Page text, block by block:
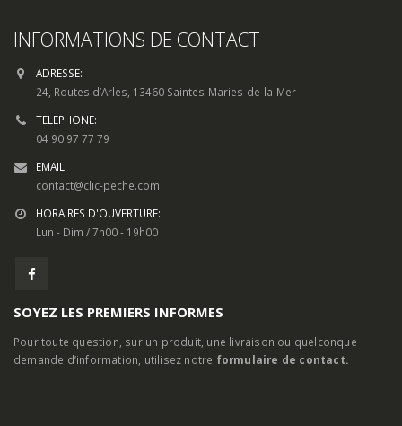
INFORMATIONS DE CONTACT
ADRESSE:
24, Routes d’Arles, 13460 Saintes-Maries-de-la-Mer
TELEPHONE:
04 90 97 77 79
EMAIL:
contact@clic-peche.com
HORAIRES D'OUVERTURE:
Lun - Dim / 7h00 - 19h00
SOYEZ LES PREMIERS INFORMES
Pour toute question, sur un produit, une livraison ou quelconque
demande d’information, utilisez notre formulaire de contact.